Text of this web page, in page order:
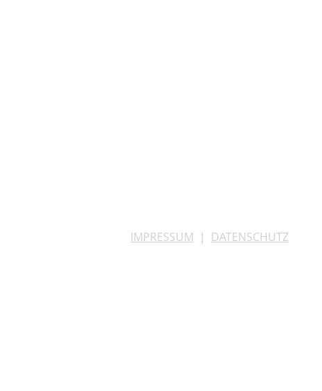
IMPRESSUM | DATENSCHUTZ